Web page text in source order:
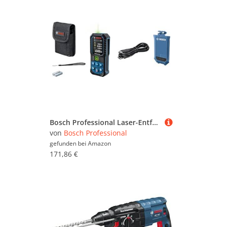
Bosch Professional Laser-Entfernungsmesser GLM 50-23 G (grüner Laser, Neigungssensor, Reichweite: bis zu 50 m, robust, IP65, ± 1,5 mm, 2X AA-Batterie, Schlaufe) + GLM Lithium-Ionen-Akku BA 3.7V 1.0Ah
von Bosch Professional
gefunden bei Amazon
171,86 €